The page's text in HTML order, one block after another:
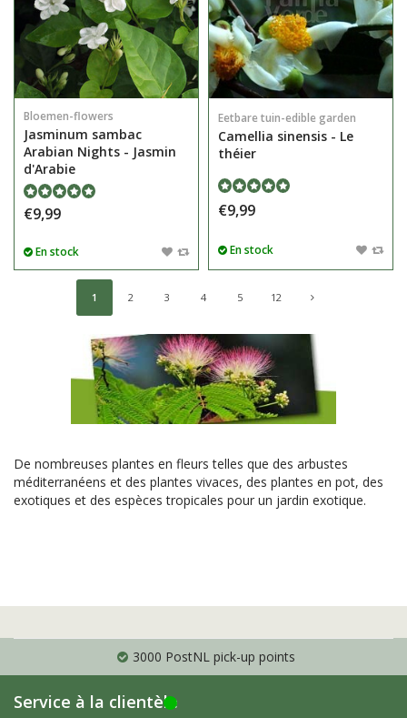
Bloemen-flowers
Jasminum sambac
Arabian Nights - Jasmin
d'Arabie
€9,99
En stock
Eetbare tuin-edible garden
Camellia sinensis - Le
théier
€9,99
En stock
1 2 3 4 5 12
De nombreuses plantes en fleurs telles que des arbustes
méditerranéens et des plantes vivaces, des plantes en pot, des
exotiques et des espèces tropicales pour un jardin exotique.
3000 PostNL pick-up points
Service à la clientèle